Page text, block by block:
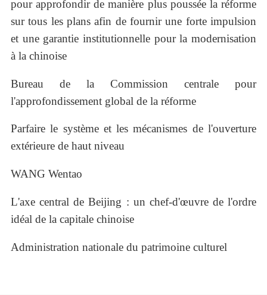
pour approfondir de manière plus poussée la réforme
sur tous les plans afin de fournir une forte impulsion
et une garantie institutionnelle pour la modernisation
à la chinoise
Bureau de la Commission centrale pour
l'approfondissement global de la réforme
Parfaire le système et les mécanismes de l'ouverture
extérieure de haut niveau
WANG Wentao
L'axe central de Beijing : un chef-d'œuvre de l'ordre
idéal de la capitale chinoise
Administration nationale du patrimoine culturel